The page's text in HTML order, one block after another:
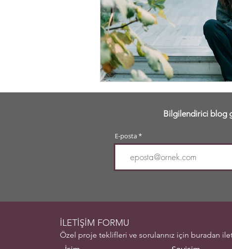
Bilgilendirici blog
E-posta
İLETİŞİM FORMU
Özel proje teklifleri ve sorularınız için buradan